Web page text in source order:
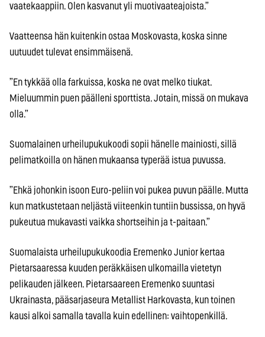
vaatekaappiin. Olen kasvanut yli muotivaateajoista.”
Vaatteensa hän kuitenkin ostaa Moskovasta, koska sinne
uutuudet tulevat ensimmäisenä.
”En tykkää olla farkuissa, koska ne ovat melko tiukat.
Mieluummin puen päälleni sporttista. Jotain, missä on mukava
olla.”
Suomalainen urheilupukukoodi sopii hänelle mainiosti, sillä
pelimatkoilla on hänen mukaansa typerää istua puvussa.
”Ehkä johonkin isoon Euro-peliin voi pukea puvun päälle. Mutta
kun matkustetaan neljästä viiteenkin tuntiin bussissa, on hyvä
pukeutua mukavasti vaikka shortseihin ja t-paitaan.”
Suomalaista urheilupukukoodia Eremenko Junior kertaa
Pietarsaaressa kuuden peräkkäisen ulkomailla vietetyn
pelikauden jälkeen. Pietarsaareen Eremenko suuntasi
Ukrainasta, pääsarjaseura Metallist Harkovasta, kun toinen
kausi alkoi samalla tavalla kuin edellinen: vaihtopenkillä.